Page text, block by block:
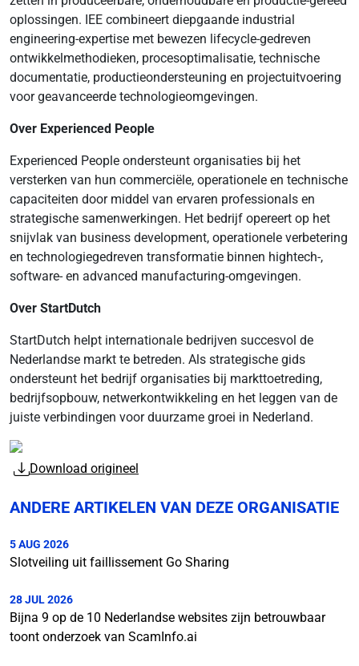
oplossingen. IEE combineert diepgaande industrial
engineering-expertise met bewezen lifecycle-gedreven
ontwikkelmethodieken, procesoptimalisatie, technische
documentatie, productieondersteuning en projectuitvoering
voor geavanceerde technologieomgevingen.
Over Experienced People
Experienced People ondersteunt organisaties bij het
versterken van hun commerciële, operationele en technische
capaciteiten door middel van ervaren professionals en
strategische samenwerkingen. Het bedrijf opereert op het
snijvlak van business development, operationele verbetering
en technologiegedreven transformatie binnen hightech-,
software- en advanced manufacturing-omgevingen.
Over StartDutch
StartDutch helpt internationale bedrijven succesvol de
Nederlandse markt te betreden. Als strategische gids
ondersteunt het bedrijf organisaties bij markttoetreding,
bedrijfsopbouw, netwerkontwikkeling en het leggen van de
juiste verbindingen voor duurzame groei in Nederland.
Download origineel
ANDERE ARTIKELEN VAN DEZE ORGANISATIE
5 AUG 2026
Slotveiling uit faillissement Go Sharing
28 JUL 2026
Bijna 9 op de 10 Nederlandse websites zijn betrouwbaar
toont onderzoek van ScamInfo.ai